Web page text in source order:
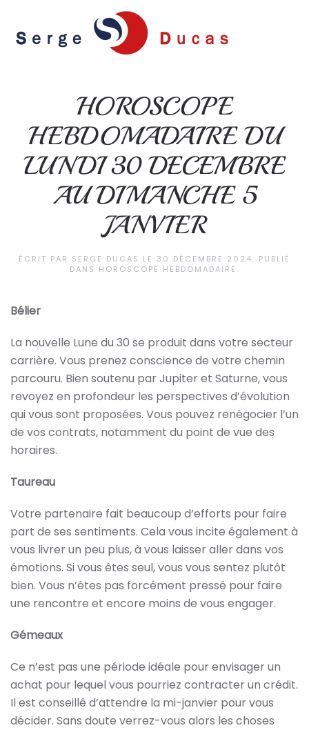
Skip to main content
HOROSCOPE
HEBDOMADAIRE DU
LUNDI 30 DECEMBRE
AU DIMANCHE 5
JANVIER
ÉCRIT PAR SERGE DUCAS LE 30 DÉCEMBRE 2024. PUBLIÉ
DANS HOROSCOPE HEBDOMADAIRE .
Bélier
La nouvelle Lune du 30 se produit dans votre secteur
carrière. Vous prenez conscience de votre chemin
parcouru. Bien soutenu par Jupiter et Saturne, vous
revoyez en profondeur les perspectives d’évolution
qui vous sont proposées. Vous pouvez renégocier l’un
de vos contrats, notamment du point de vue des
horaires.
Taureau
Votre partenaire fait beaucoup d’efforts pour faire
part de ses sentiments. Cela vous incite également à
vous livrer un peu plus, à vous laisser aller dans vos
émotions. Si vous êtes seul, vous vous sentez plutôt
bien. Vous n’êtes pas forcément pressé pour faire
une rencontre et encore moins de vous engager.
Gémeaux
Ce n’est pas une période idéale pour envisager un
achat pour lequel vous pourriez contracter un crédit.
Il est conseillé d’attendre la mi-janvier pour vous
décider. Sans doute verrez-vous alors les choses